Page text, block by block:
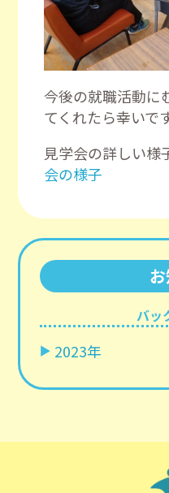
今後の就職活動に
てくれたら幸いで
見学会の詳しい
会の様子
バッ
2023年